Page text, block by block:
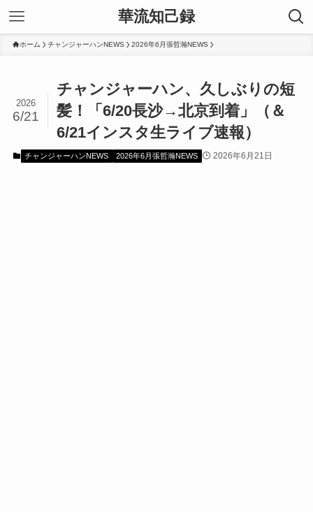
華流知己録
ホーム チャンジャーハンNEWS 2026年6月張哲瀚NEWS
チャンジャーハン、久しぶりの短
髪！「6/20長沙→北京到着」（＆
6/21インスタ生ライブ速報）
2026
6/21
チャンジャーハンNEWS 2026年6月張哲瀚NEWS 2026年6月21日